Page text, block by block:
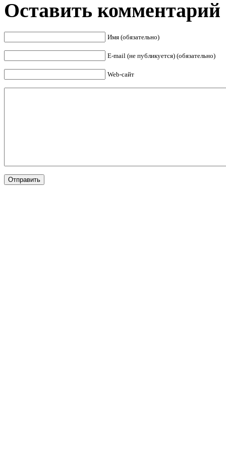
Оставить комментарий
Имя (обязательно)
E-mail (не публикуется) (обязательно)
Web-сайт
Отправить